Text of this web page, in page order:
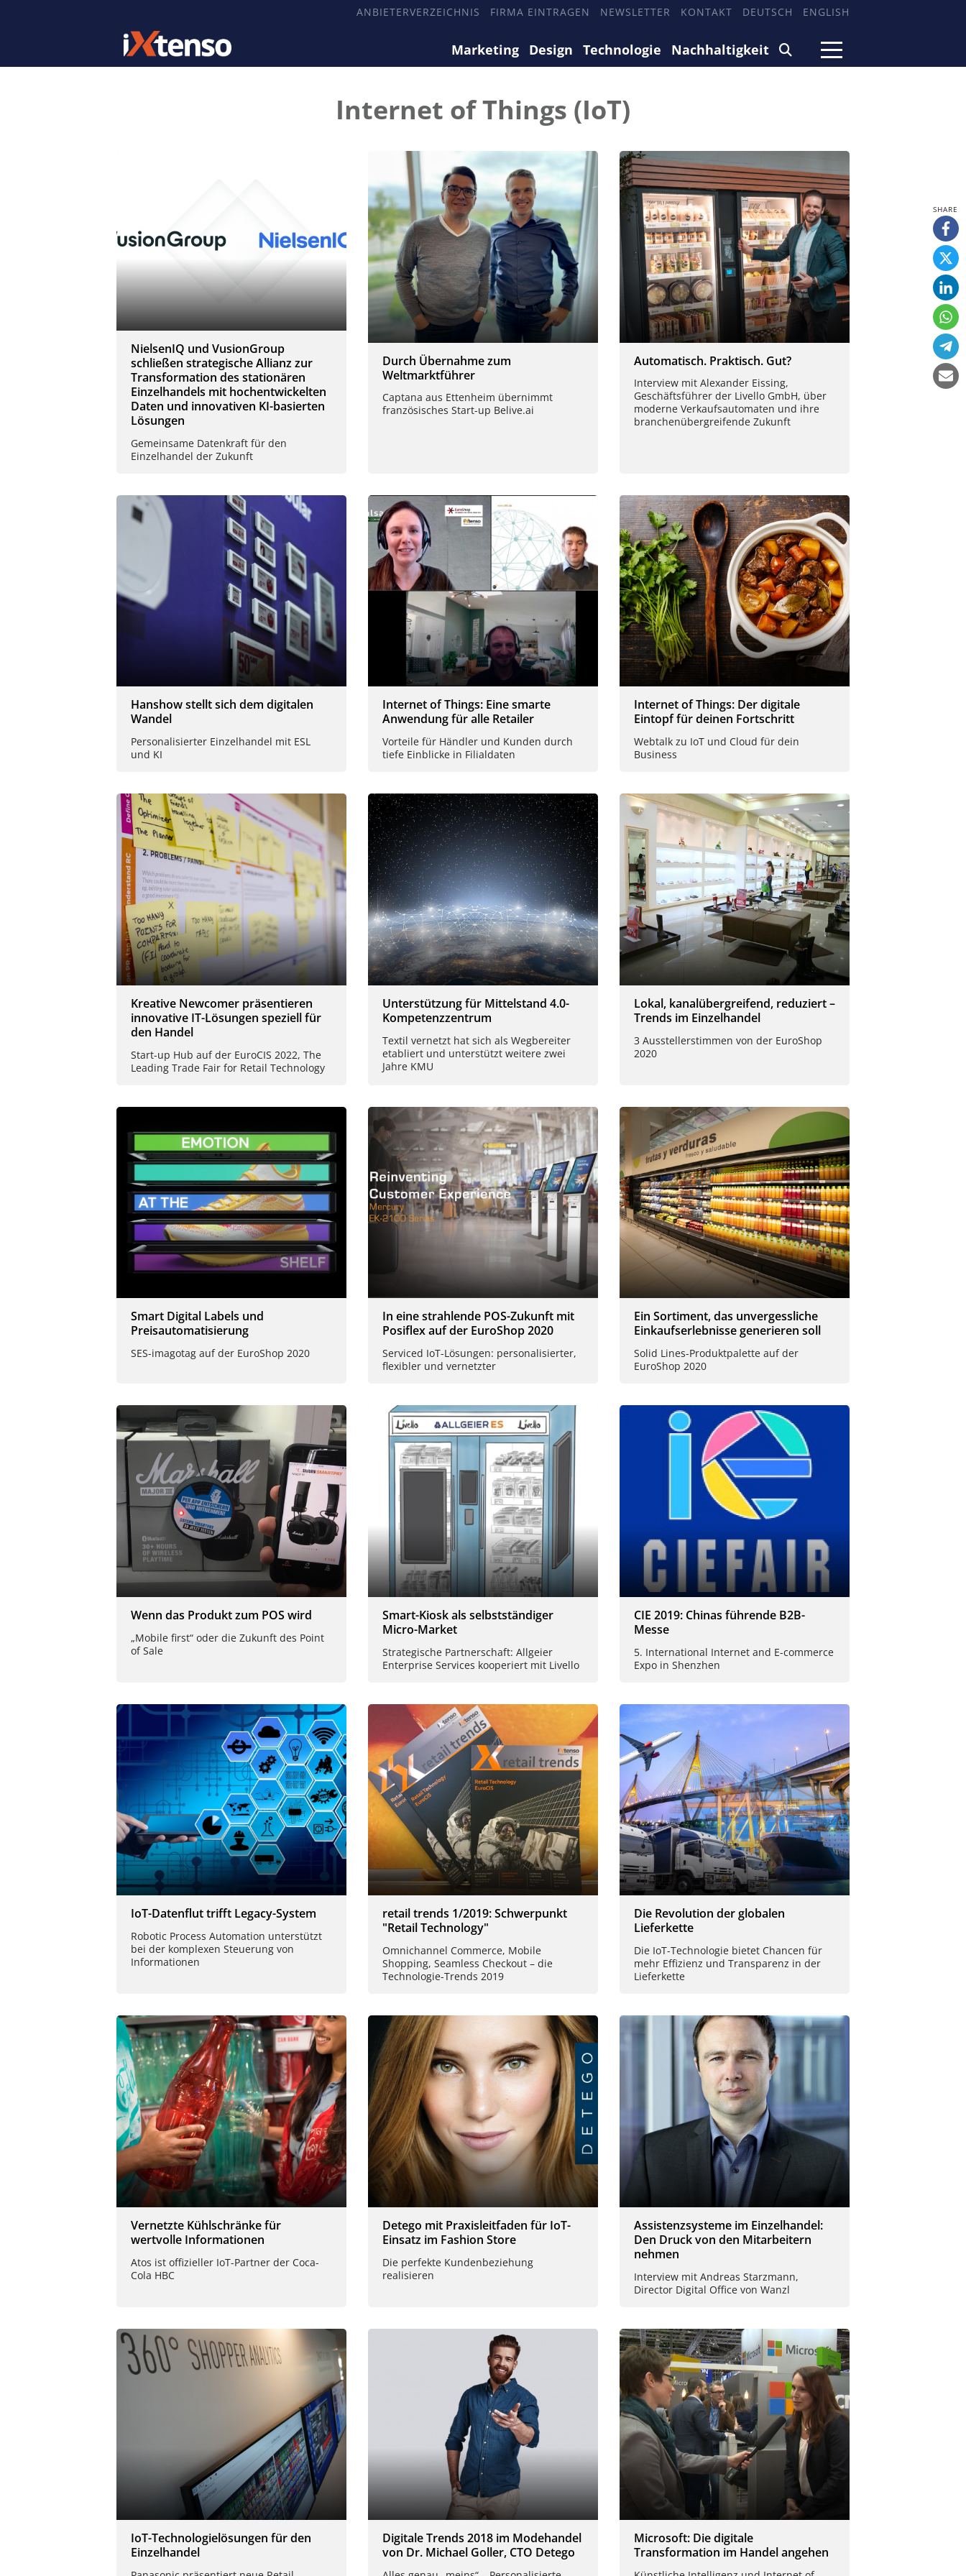
ANBIETERVERZEICHNIS FIRMA EINTRAGEN NEWSLETTER KONTAKT DEUTSCH ENGLISH
Marketing Design Technologie Nachhaltigkeit
Internet of Things (IoT)
NielsenIQ und VusionGroup
schließen strategische Allianz zur
Transformation des stationären
Einzelhandels mit hochentwickelten
Daten und innovativen KI-basierten
Lösungen
Gemeinsame Datenkraft für den
Einzelhandel der Zukunft
Durch Übernahme zum
Weltmarktführer
Captana aus Ettenheim übernimmt
französisches Start-up Belive.ai
Automatisch. Praktisch. Gut?
Interview mit Alexander Eissing,
Geschäftsführer der Livello GmbH, über
moderne Verkaufsautomaten und ihre
branchenübergreifende Zukunft
Hanshow stellt sich dem digitalen
Wandel
Personalisierter Einzelhandel mit ESL
und KI
Internet of Things: Eine smarte
Anwendung für alle Retailer
Vorteile für Händler und Kunden durch
tiefe Einblicke in Filialdaten
Internet of Things: Der digitale
Eintopf für deinen Fortschritt
Webtalk zu IoT und Cloud für dein
Business
Kreative Newcomer präsentieren
innovative IT-Lösungen speziell für
den Handel
Start-up Hub auf der EuroCIS 2022, The
Leading Trade Fair for Retail Technology
Unterstützung für Mittelstand 4.0-
Kompetenzzentrum
Textil vernetzt hat sich als Wegbereiter
etabliert und unterstützt weitere zwei
Jahre KMU
Lokal, kanalübergreifend, reduziert –
Trends im Einzelhandel
3 Ausstellerstimmen von der EuroShop
2020
Smart Digital Labels und
Preisautomatisierung
SES-imagotag auf der EuroShop 2020
In eine strahlende POS-Zukunft mit
Posiflex auf der EuroShop 2020
Serviced IoT-Lösungen: personalisierter,
flexibler und vernetzter
Ein Sortiment, das unvergessliche
Einkaufserlebnisse generieren soll
Solid Lines-Produktpalette auf der
EuroShop 2020
Wenn das Produkt zum POS wird
„Mobile first“ oder die Zukunft des Point
of Sale
Smart-Kiosk als selbstständiger
Micro-Market
Strategische Partnerschaft: Allgeier
Enterprise Services kooperiert mit Livello
CIE 2019: Chinas führende B2B-
Messe
5. International Internet and E-commerce
Expo in Shenzhen
IoT-Datenflut trifft Legacy-System
Robotic Process Automation unterstützt
bei der komplexen Steuerung von
Informationen
retail trends 1/2019: Schwerpunkt
"Retail Technology"
Omnichannel Commerce, Mobile
Shopping, Seamless Checkout – die
Technologie-Trends 2019
Die Revolution der globalen
Lieferkette
Die IoT-Technologie bietet Chancen für
mehr Effizienz und Transparenz in der
Lieferkette
Vernetzte Kühlschränke für
wertvolle Informationen
Atos ist offizieller IoT-Partner der Coca-
Cola HBC
Detego mit Praxisleitfaden für IoT-
Einsatz im Fashion Store
Die perfekte Kundenbeziehung
realisieren
Assistenzsysteme im Einzelhandel:
Den Druck von den Mitarbeitern
nehmen
Interview mit Andreas Starzmann,
Director Digital Office von Wanzl
IoT-Technologielösungen für den
Einzelhandel
Digitale Trends 2018 im Modehandel
von Dr. Michael Goller, CTO Detego
Microsoft: Die digitale
Transformation im Handel angehen